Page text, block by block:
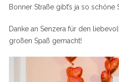
Bonner Straße gibt’s ja so
Danke an Senzera für den
großen Spaß gemacht!